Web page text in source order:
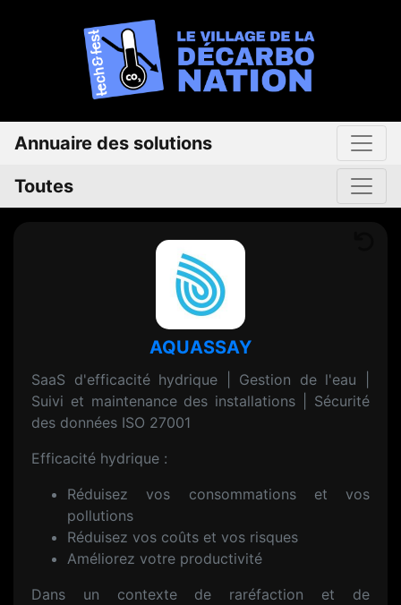
Annuaire des solutions
Toutes
AQUASSAY
SaaS d'efficacité hydrique | Gestion de l'eau |
Suivi et maintenance des installations | Sécurité
des données ISO 27001
Efficacité hydrique :
Réduisez vos consommations et vos
pollutions
Réduisez vos coûts et vos risques
Améliorez votre productivité
Dans un contexte de raréfaction et de